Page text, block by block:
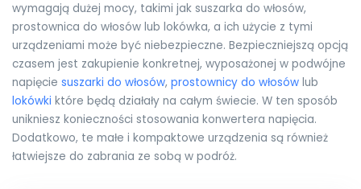
wymagają dużej mocy, takimi jak suszarka do włosów,
prostownica do włosów lub lokówka, a ich użycie z tymi
urządzeniami może być niebezpieczne. Bezpieczniejszą opcją
czasem jest zakupienie konkretnej, wyposażonej w podwójne
napięcie suszarki do włosów, prostownicy do włosów lub
lokówki które będą działały na całym świecie. W ten sposób
unikniesz konieczności stosowania konwertera napięcia.
Dodatkowo, te małe i kompaktowe urządzenia są również
łatwiejsze do zabrania ze sobą w podróż.